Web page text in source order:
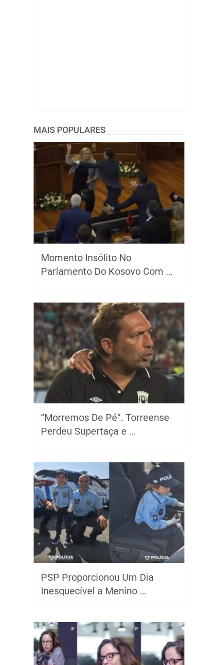
MAIS POPULARES
Momento Insólito No
Parlamento Do Kosovo Com …
“Morremos De Pé”. Torreense
Perdeu Supertaça e …
PSP Proporcionou Um Dia
Inesquecível a Menino …